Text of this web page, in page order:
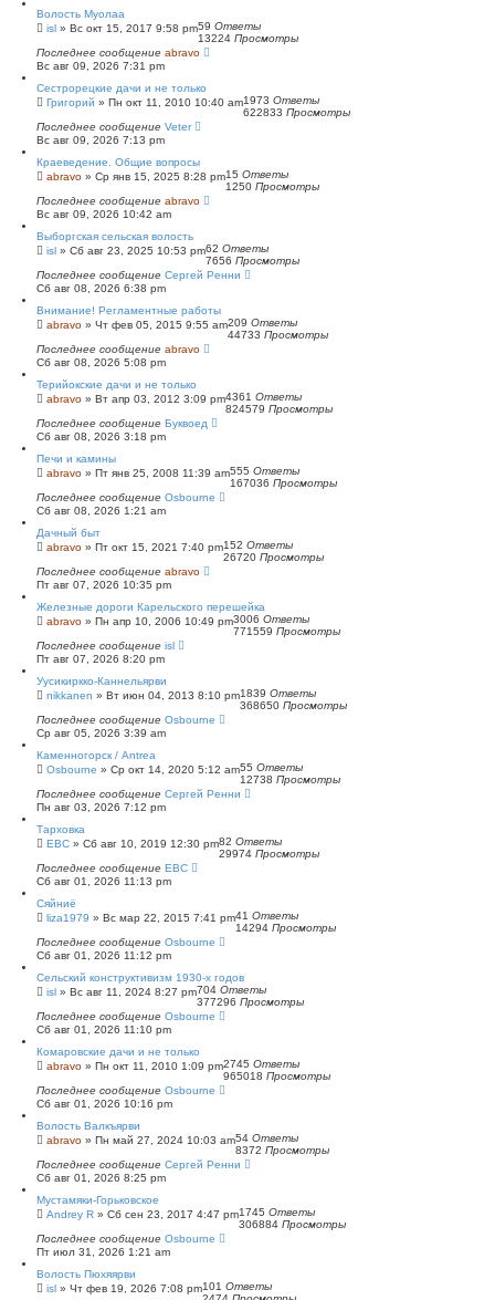
Волость Муолаа
isl » Вс окт 15, 2017 9:58 pm59 Ответы
13224 Просмотры
Последнее сообщение abravo
Вс авг 09, 2026 7:31 pm
Сестрорецкие дачи и не только
Григорий » Пн окт 11, 2010 10:40 am1973 Ответы
622833 Просмотры
Последнее сообщение Veter
Вс авг 09, 2026 7:13 pm
Краеведение. Общие вопросы
abravo » Ср янв 15, 2025 8:28 pm15 Ответы
1250 Просмотры
Последнее сообщение abravo
Вс авг 09, 2026 10:42 am
Выборгская сельская волость
isl » Сб авг 23, 2025 10:53 pm62 Ответы
7656 Просмотры
Последнее сообщение Сергей Ренни
Сб авг 08, 2026 6:38 pm
Внимание! Регламентные работы
abravo » Чт фев 05, 2015 9:55 am209 Ответы
44733 Просмотры
Последнее сообщение abravo
Сб авг 08, 2026 5:08 pm
Терийокские дачи и не только
abravo » Вт апр 03, 2012 3:09 pm4361 Ответы
824579 Просмотры
Последнее сообщение Буквоед
Сб авг 08, 2026 3:18 pm
Печи и камины
abravo » Пт янв 25, 2008 11:39 am555 Ответы
167036 Просмотры
Последнее сообщение Osbourne
Сб авг 08, 2026 1:21 am
Дачный быт
abravo » Пт окт 15, 2021 7:40 pm152 Ответы
26720 Просмотры
Последнее сообщение abravo
Пт авг 07, 2026 10:35 pm
Железные дороги Карельского перешейка
abravo » Пн апр 10, 2006 10:49 pm3006 Ответы
771559 Просмотры
Последнее сообщение isl
Пт авг 07, 2026 8:20 pm
Уусикиркко-Каннельярви
nikkanen » Вт июн 04, 2013 8:10 pm1839 Ответы
368650 Просмотры
Последнее сообщение Osbourne
Ср авг 05, 2026 3:39 am
Каменногорск / Antrea
Osbourne » Ср окт 14, 2020 5:12 am55 Ответы
12738 Просмотры
Последнее сообщение Сергей Ренни
Пн авг 03, 2026 7:12 pm
Тарховка
ЕВС » Сб авг 10, 2019 12:30 pm82 Ответы
29974 Просмотры
Последнее сообщение ЕВС
Сб авг 01, 2026 11:13 pm
Сяйниё
liza1979 » Вс мар 22, 2015 7:41 pm41 Ответы
14294 Просмотры
Последнее сообщение Osbourne
Сб авг 01, 2026 11:12 pm
Сельский конструктивизм 1930-х годов
isl » Вс авг 11, 2024 8:27 pm704 Ответы
377296 Просмотры
Последнее сообщение Osbourne
Сб авг 01, 2026 11:10 pm
Комаровские дачи и не только
abravo » Пн окт 11, 2010 1:09 pm2745 Ответы
965018 Просмотры
Последнее сообщение Osbourne
Сб авг 01, 2026 10:16 pm
Волость Валкъярви
abravo » Пн май 27, 2024 10:03 am54 Ответы
8372 Просмотры
Последнее сообщение Сергей Ренни
Сб авг 01, 2026 8:25 pm
Мустамяки-Горьковское
Andrey R » Сб сен 23, 2017 4:47 pm1745 Ответы
306884 Просмотры
Последнее сообщение Osbourne
Пт июл 31, 2026 1:21 am
Волость Пюхяярви
isl » Чт фев 19, 2026 7:08 pm101 Ответы